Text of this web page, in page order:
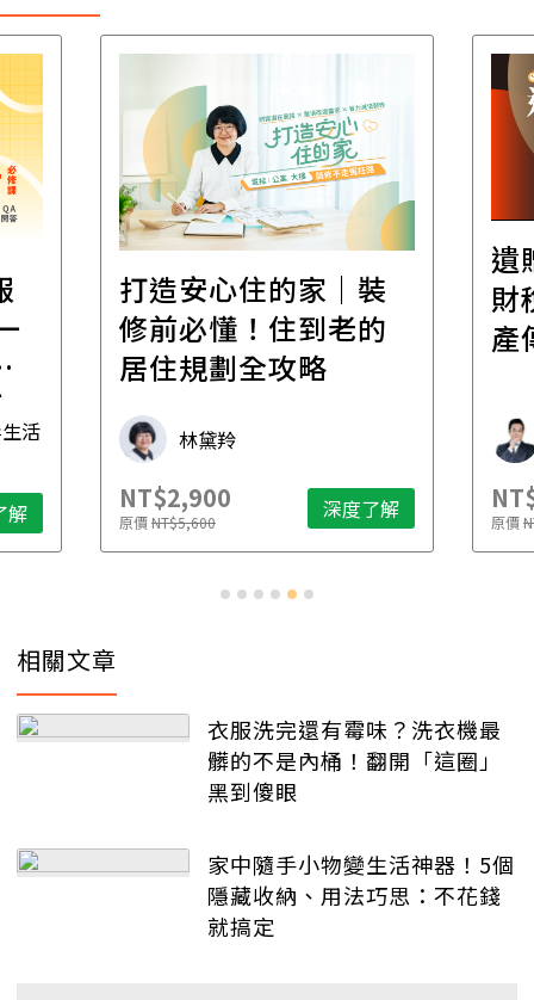
活
解
打造安心住的家｜裝
修前必懂！住到老的
居住規劃全攻略
林黛羚
NT$2,900
原價NT$5,600 深度了解
遺
財
產
原價
相關文章
衣服洗完還有霉味？洗衣機最
髒的不是內桶！翻開「這圈」
黑到傻眼
家中隨手小物變生活神器！5個
隱藏收納、用法巧思：不花錢
就搞定